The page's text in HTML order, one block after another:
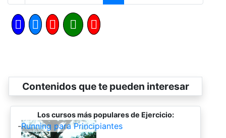
Contenidos que te pueden interesar
Los cursos más populares de Ejercicio:
-Running para Principiantes